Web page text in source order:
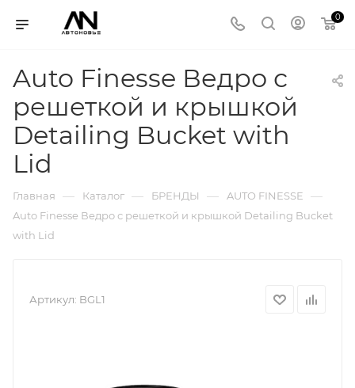
0
Auto Finesse Ведро с
решеткой и крышкой
Detailing Bucket with
Lid
Главная — Каталог — БРЕНДЫ — AUTO FINESSE —
Auto Finesse Ведро с решеткой и крышкой Detailing Bucket
with Lid
Артикул: BGL1